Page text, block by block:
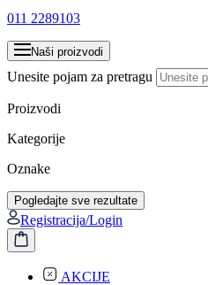
011 2289103
Naši proizvodi
Unesite pojam za pretragu
Proizvodi
Kategorije
Oznake
Pogledajte sve rezultate
Registracija/Login
AKCIJE